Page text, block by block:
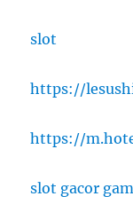
slot
https://
https://
slot gacor